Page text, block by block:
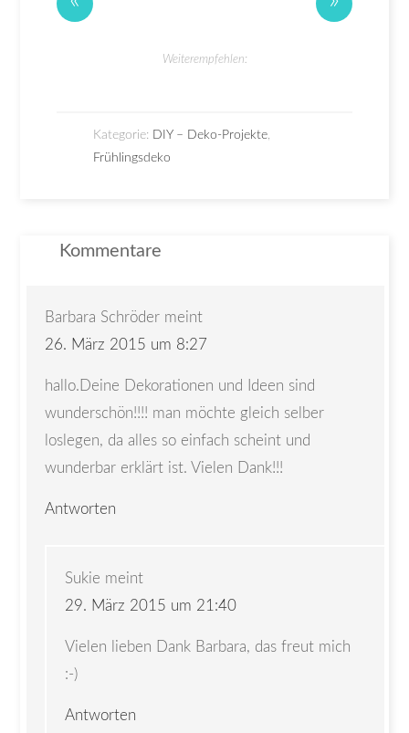
Weiterempfehlen:
Kategorie: DIY – Deko-Projekte,
Frühlingsdeko
Kommentare
Barbara Schröder meint
26. März 2015 um 8:27
hallo.Deine Dekorationen und Ideen sind
wunderschön!!!! man möchte gleich selber
loslegen, da alles so einfach scheint und
wunderbar erklärt ist. Vielen Dank!!!
Antworten
Sukie meint
29. März 2015 um 21:40
Vielen lieben Dank Barbara, das freut mich
:-)
Antworten